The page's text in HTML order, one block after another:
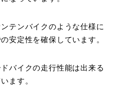
テンバイクのような仕様に
安定性を確保しています。
バイクの走行性能は出来る
ます。